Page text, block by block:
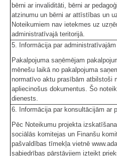
bērni ar invaliditāti, bērni ar
atzinumu un bērni ar attīstības un
Noteikumiem nav ietekmes uz
administratīvajā teritorijā.
5. Informācija par administratīvajām
Pakalpojuma saņēmējam
mēnešu laikā no pakalpojuma
normatīvo aktu prasībām atbilstoši
apliecinošus dokumentus. Šo
dienests.
6. Informācija par konsultācijām ar
Pēc Noteikumu projekta
sociālās komitejas un Finanšu
pašvaldības tīmekļa vietnē
sabiedrības pārstāvjiem izteikt